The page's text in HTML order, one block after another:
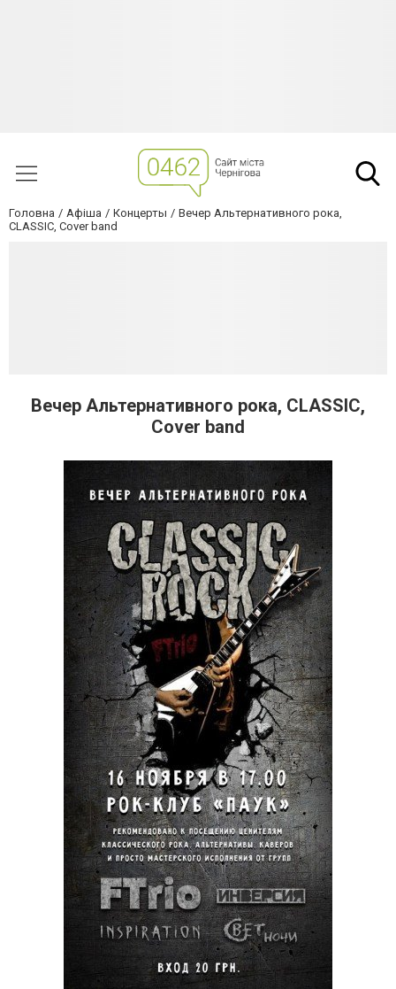
Головна Афіша Концерты
Вечер Альтернативного рока,
СLASSIC, Cover band
Вечер Альтернативного рока, СLASSIC,
Cover band